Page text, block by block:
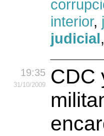
interior,
judicial,
19:35
31/10/2009
CDC